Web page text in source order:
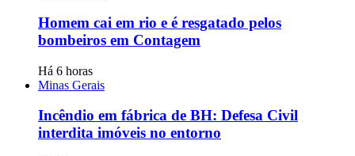
Homem cai em rio e é resgatado pelos
bombeiros em Contagem
Há 6 horas
Minas Gerais
Incêndio em fábrica de BH: Defesa Civil
interdita imóveis no entorno